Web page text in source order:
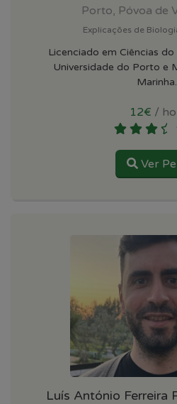
Porto, Póvoa de
Explicações de
Licenciado em Ciências
Universidade do Porto e
12€ /
Ver
Luís António Ferreira